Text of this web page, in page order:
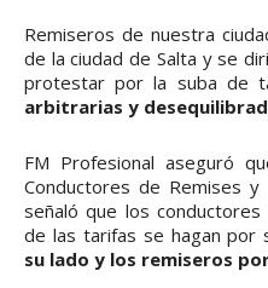
Remiseros de nuestra
de la ciudad de Salta y se
protestar por la suba de
arbitrarias y
FM Profesional aseguró
Conductores de Remises
señaló que los
de las tarifas se hagan por
su lado y los remiseros